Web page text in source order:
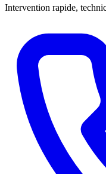
Intervention rapide,